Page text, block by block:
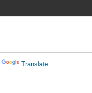
Translate